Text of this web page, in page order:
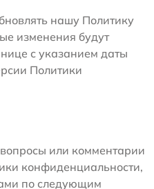
нашу Политику
изменения будут
с указанием даты
Политики
или комментарии
конфиденциальности,
по следующим